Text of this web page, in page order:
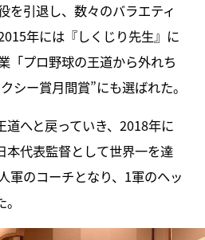
を引退し、数々のバラエティ
年には『しくじり先生』に
「プロ野球の王道から外れち
シー賞月間賞”にも選ばれた。
へと戻っていき、2018年に
本代表監督として世界一を達
軍のコーチとなり、1軍のヘッ